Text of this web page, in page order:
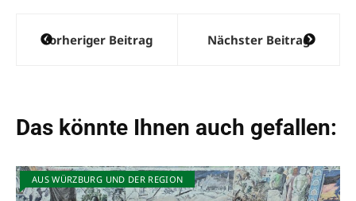
Beitragsnavigation
Vorheriger Beitrag Nächster Beitrag
Das könnte Ihnen auch gefallen:
AUS WÜRZBURG UND DER REGION